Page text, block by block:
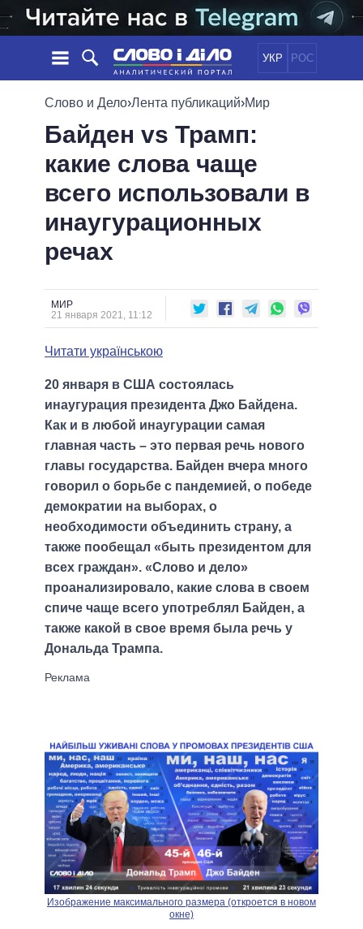
УКР РОС
НОВОСТИ
ЛЕНТА
СОБЫТИЯ
СТАТЬИ
ОБЗОРЫ
ДАЙДЖЕСТЫ
ПОЛИТИКА
ЭКОНОМИКА
ОБЩЕСТВО
ОБЕЩАНИЯ
ПОЛИТИКИ
ПРЕЗИДЕНТ И ОФИС
ВЕРХОВНАЯ РАДА
ГЛАВЫ ОБЛАДМИНИСТРАЦИЙ
МЭРЫ
ВСЕ ПЕРСОНЫ
СРАВНЕНИЕ ПОЛИТИКОВ
Слово и Дело›Лента публикаций›Мир
Байден vs Трамп:
какие слова чаще
всего использовали в
инаугурационных
речах
МИР
21 января 2021, 11:12
Читати українською
20 января в США состоялась
инаугурация президента Джо Байдена.
Как и в любой инаугурации самая
главная часть – это первая речь нового
главы государства. Байден вчера много
говорил о борьбе с пандемией, о победе
демократии на выборах, о
необходимости объединить страну, а
также пообещал «быть президентом для
всех граждан». «Слово и дело»
проанализировало, какие слова в своем
спиче чаще всего употреблял Байден, а
также какой в свое время была речь у
Дональда Трампа.
Изображение максимального размера (откроется в новом
окне)